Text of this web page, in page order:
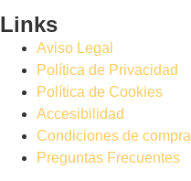
Links
Aviso Legal
Política de Privacidad
Política de Cookies
Accesibilidad
Condiciones de compra
Preguntas Frecuentes